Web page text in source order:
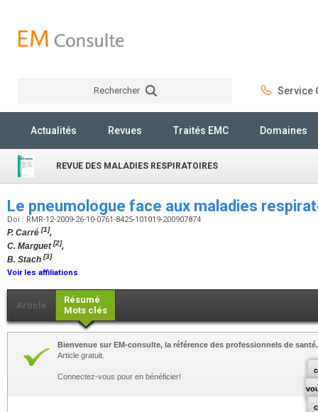
Rechercher Service
Actualités Revues Traités EMC Domaines
REVUE DES MALADIES RESPIRATOIRES
Le pneumologue face aux maladies
Doi : RMR-12-2009-26-10-0761-8425-101019-200907874
P. Carré [1],
C. Marguet[2],
B. Stach [3]
Voir les affiliations
Article
Résumé
Mots clés
Bienvenue sur EM-consulte, la référence des professionnels de santé.
Article gratuit.
Connectez-vous pour en bénéficier!